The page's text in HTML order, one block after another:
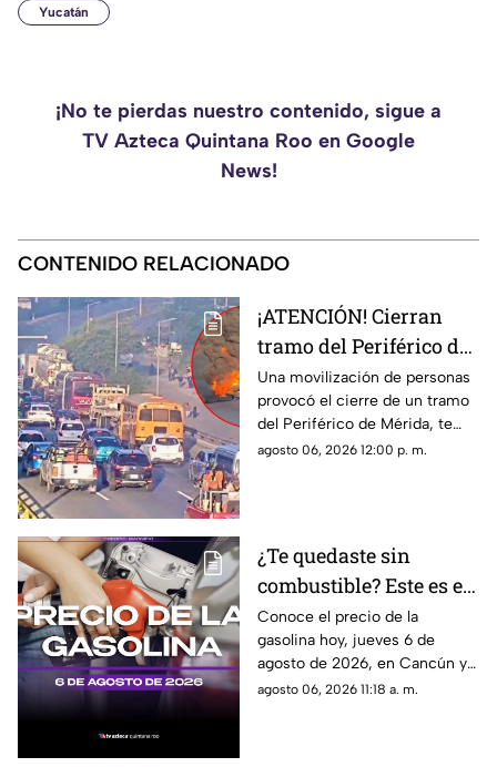
Yucatán
¡No te pierdas nuestro contenido, sigue a
TV Azteca Quintana Roo en Google
News!
CONTENIDO RELACIONADO
¡ATENCIÓN! Cierran
tramo del Periférico de
Mérida; esta la razón y
las vías alternas
Una movilización de personas
provocó el cierre de un tramo
del Periférico de Mérida, te
contamos la razón y cuáles son
agosto 06, 2026 12:00 p. m.
¿Te quedaste sin
combustible? Este es el
precio de la gasolina en
Quintana Roo HOY,
jueves 6 de agosto de
2026
Conoce el precio de la
gasolina hoy, jueves 6 de
agosto de 2026, en Cancún y
el resto de Quintana Roo. Este
agosto 06, 2026 11:18 a. m.